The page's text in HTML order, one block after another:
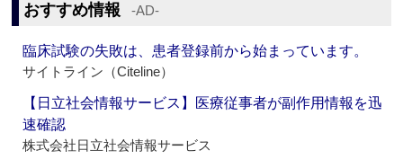
おすすめ情報 ‐AD‐
臨床試験の失敗は、患者登録前から始まっています。
サイトライン（Citeline）
【日立社会情報サービス】医療従事者が副作用情報を迅
速確認
株式会社日立社会情報サービス